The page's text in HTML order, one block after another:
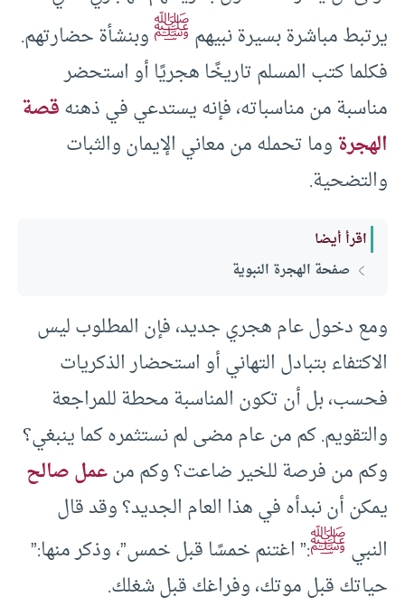
يرتبط مباشرة بسيرة نبيهمﷺوبنشأة حضارتهم.
فكلما كتب المسلم تاريخًا هجريًا أو استحضر
مناسبة من مناسباته، فإنه يستدعي في ذهنهقصة
الهجرةوما تحمله من معاني الإيمان والثبات
والتضحية.
اقرأ أيضا
صفحة الهجرة النبوية
ومع دخول عام هجري جديد، فإن المطلوب ليس
الاكتفاء بتبادل التهاني أو استحضار الذكريات
فحسب، بل أن تكون المناسبة محطة للمراجعة
والتقويم. كم من عام مضى لم نستثمره كما ينبغي؟
وكم من فرصة للخير ضاعت؟ وكم منعمل صالح
يمكن أن نبدأه في هذا العام الجديد؟ وقد قال
النبيﷺ:” اغتنم خمسًا قبل خمس”، وذكر منها:”
حياتك قبل موتك، وفراغك قبل شغلك.